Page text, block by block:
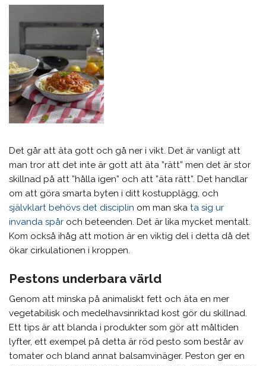
Det går att äta gott och gå ner i vikt. Det är vanligt att
man tror att det inte är gott att äta ”rätt” men det är stor
skillnad på att ”hålla igen” och att ”äta rätt”. Det handlar
om att göra smarta byten i ditt kostupplägg, och
självklart behövs det disciplin om man skata sig ur
invanda spår och beteenden. Det är lika mycket mentalt.
Kom också ihåg att motion är en viktig del i detta då det
ökar cirkulationen i kroppen.
Pestons underbara värld
Genom att minska på animaliskt fett och äta en mer
vegetabilisk och medelhavsinriktad kost gör du skillnad.
Ett tips är att blanda i produkter som gör att måltiden
lyfter, ett exempel på detta är röd pesto som består av
tomater och bland annat balsamvinäger. Peston ger en